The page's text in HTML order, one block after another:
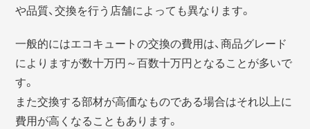
や品質、交換を行う店舗によっても異なります。
一般的にはエコキュートの交換の費用は、商品グレード
によりますが数十万円～百数十万円となることが多いで
す。
また交換する部材が高価なものである場合はそれ以上に
費用が高くなることもあります。